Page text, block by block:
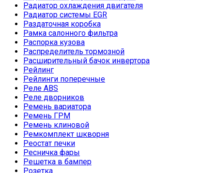
Радиатор охлаждения двигателя
Радиатор системы EGR
Раздаточная коробка
Рамка салонного фильтра
Распорка кузова
Распределитель тормозной
Расширительный бачок инвертора
Рейлинг
Рейлинги поперечные
Реле ABS
Реле дворников
Ремень вариатора
Ремень ГРМ
Ремень клиновой
Ремкомплект шкворня
Реостат печки
Ресничка фары
Решетка в бампер
Розетка